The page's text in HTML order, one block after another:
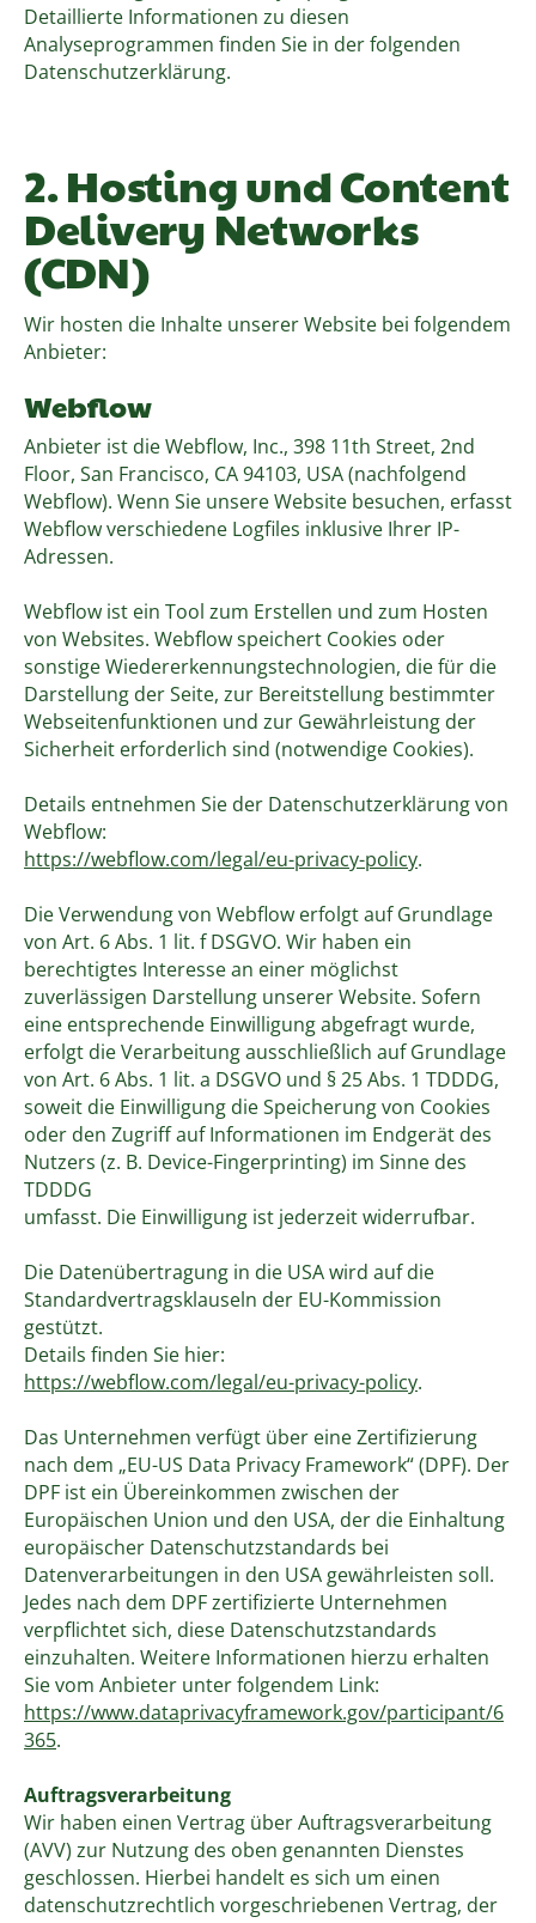
Detaillierte Informationen zu diesen
Analyseprogrammen finden Sie in der folgenden
Datenschutzerklärung.
2. Hosting und Content
Delivery Networks
(CDN)
Wir hosten die Inhalte unserer Website bei folgendem
Anbieter:
Webflow
Anbieter ist die Webflow, Inc., 398 11th Street, 2nd
Floor, San Francisco, CA 94103, USA (nachfolgend
Webflow). Wenn Sie unsere Website besuchen, erfasst
Webflow verschiedene Logfiles inklusive Ihrer IP-
Adressen.
Webflow ist ein Tool zum Erstellen und zum Hosten
von Websites. Webflow speichert Cookies oder
sonstige Wiedererkennungstechnologien, die für die
Darstellung der Seite, zur Bereitstellung bestimmter
Webseitenfunktionen und zur Gewährleistung der
Sicherheit erforderlich sind (notwendige Cookies).
Details entnehmen Sie der Datenschutzerklärung von
Webflow:
https://webflow.com/legal/eu-privacy-policy.
Die Verwendung von Webflow erfolgt auf Grundlage
von Art. 6 Abs. 1 lit. f DSGVO. Wir haben ein
berechtigtes Interesse an einer möglichst
zuverlässigen Darstellung unserer Website. Sofern
eine entsprechende Einwilligung abgefragt wurde,
erfolgt die Verarbeitung ausschließlich auf Grundlage
von Art. 6 Abs. 1 lit. a DSGVO und § 25 Abs. 1 TDDDG,
soweit die Einwilligung die Speicherung von Cookies
oder den Zugriff auf Informationen im Endgerät des
Nutzers (z. B. Device-Fingerprinting) im Sinne des
TDDDG
umfasst. Die Einwilligung ist jederzeit widerrufbar.
Die Datenübertragung in die USA wird auf die
Standardvertragsklauseln der EU-Kommission
gestützt.
Details finden Sie hier:
https://webflow.com/legal/eu-privacy-policy.
Das Unternehmen verfügt über eine Zertifizierung
nach dem „EU-US Data Privacy Framework“ (DPF). Der
DPF ist ein Übereinkommen zwischen der
Europäischen Union und den USA, der die Einhaltung
europäischer Datenschutzstandards bei
Datenverarbeitungen in den USA gewährleisten soll.
Jedes nach dem DPF zertifizierte Unternehmen
verpflichtet sich, diese Datenschutzstandards
einzuhalten. Weitere Informationen hierzu erhalten
Sie vom Anbieter unter folgendem Link:
https://www.dataprivacyframework.gov/participant/6
365.
Auftragsverarbeitung
Wir haben einen Vertrag über Auftragsverarbeitung
(AVV) zur Nutzung des oben genannten Dienstes
geschlossen. Hierbei handelt es sich um einen
datenschutzrechtlich vorgeschriebenen Vertrag, der